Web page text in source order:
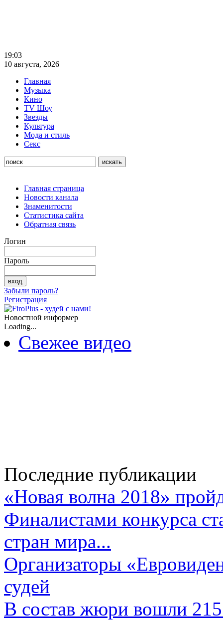
19:03
10 августа, 2026
Главная
Музыка
Кино
TV Шоу
Звезды
Культура
Мода и стиль
Секс
Главная страница
Новости канала
Знаменитости
Статистика сайта
Обратная связь
Логин
Пароль
Забыли пароль?
Регистрация
Новостной информер
Loading...
Свежее видео
Последние публикации
«Новая волна 2018»
Финалистами конкурса
стран мира...
Организаторы
судей
В состав жюри вошли 215